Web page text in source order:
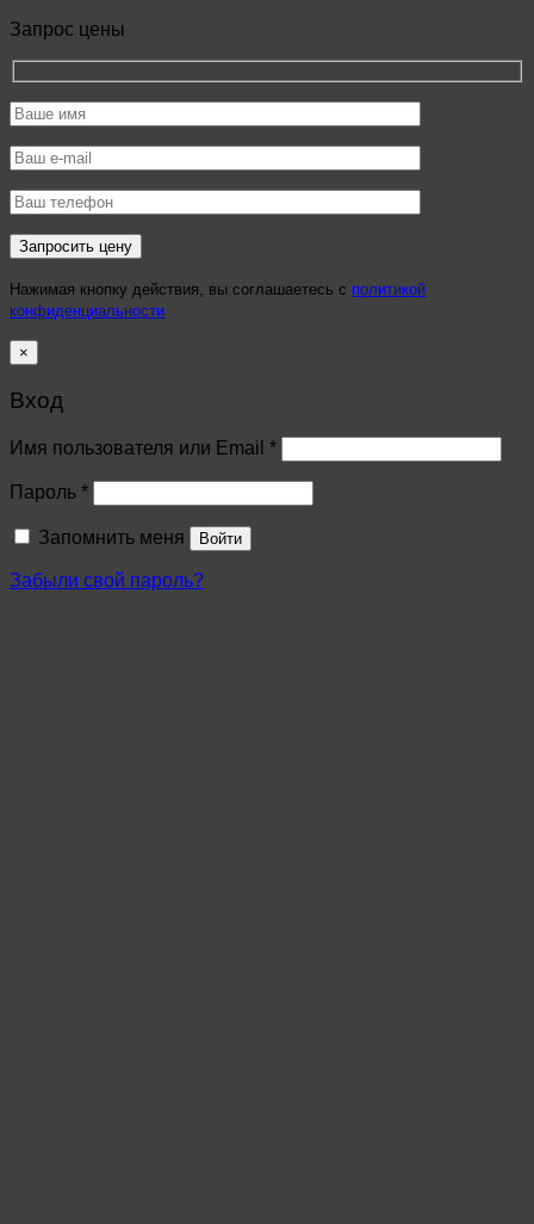
Запрос цены
Нажимая кнопку действия, вы соглашаетесь с политикой
конфиденциальности
×
Вход
Имя пользователя или Email *
Пароль *
Запомнить меня Войти
Забыли свой пароль?